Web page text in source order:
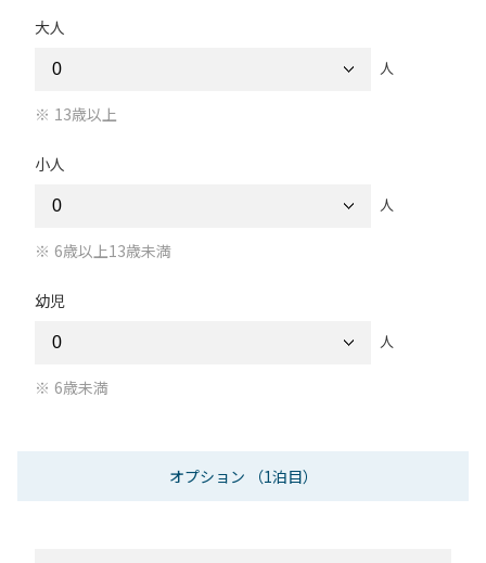
大人
人
13歳以上
小人
人
6歳以上13歳未満
幼児
人
6歳未満
オプション （1泊目）